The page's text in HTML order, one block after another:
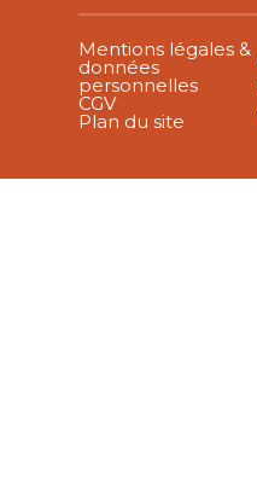
Mentions légales &
données
personnelles
CGV
Plan du site